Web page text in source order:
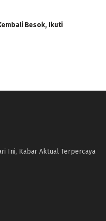
Besok, Ikuti
Ini, Kabar Aktual Terpercaya